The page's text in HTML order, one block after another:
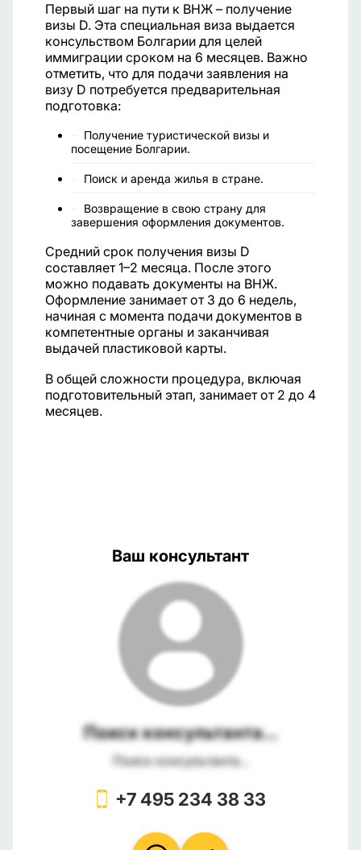
Первый шаг на пути к ВНЖ – получение
визы D. Эта специальная виза выдается
консульством Болгарии для целей
иммиграции сроком на 6 месяцев. Важно
отметить, что для подачи заявления на
визу D потребуется предварительная
подготовка:
Получение туристической визы и
посещение Болгарии.
Поиск и аренда жилья в стране.
Возвращение в свою страну для
завершения оформления документов.
Средний срок получения визы D
составляет 1–2 месяца. После этого
можно подавать документы на ВНЖ.
Оформление занимает от 3 до 6 недель,
начиная с момента подачи документов в
компетентные органы и заканчивая
выдачей пластиковой карты.
В общей сложности процедура, включая
подготовительный этап, занимает от 2 до 4
месяцев.
Ваш консультант
Поиск консультанта...
Поиск консультанта...
+7 495 234 38 33